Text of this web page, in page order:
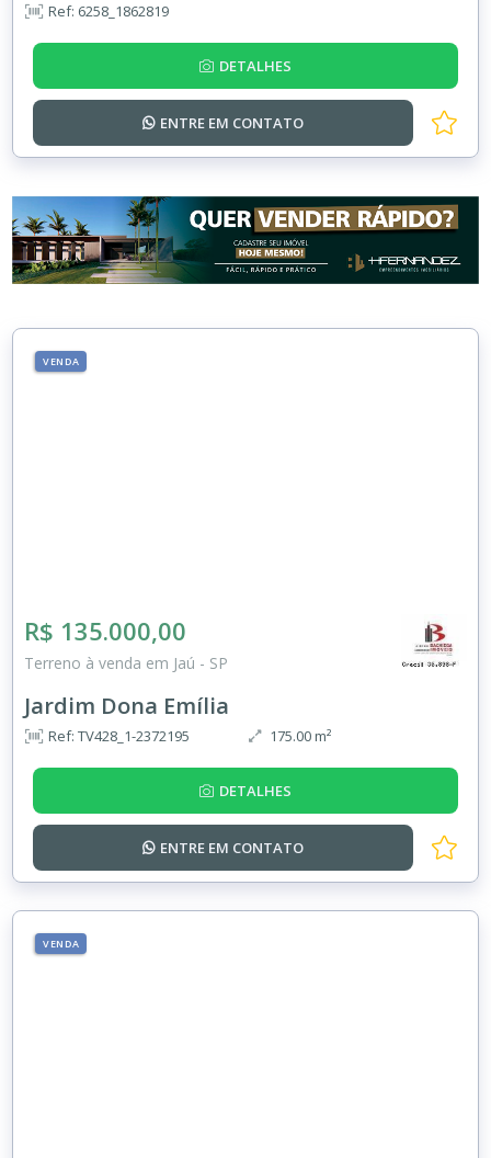
Ref: 6258_1862819
DETALHES
ENTRE EM CONTATO
VENDA
R$ 135.000,00
Terreno à venda em Jaú - SP
Jardim Dona Emília
Ref: TV428_1-2372195 175.00 m²
DETALHES
ENTRE EM CONTATO
VENDA